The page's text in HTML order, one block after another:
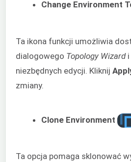
Change Environment
Ta ikona funkcji umożliwia
dialogowego Topology Wizardi
niezbędnych edycji. Kliknij
zmiany.
Clone Environment
Ta opcja pomaga sklonować